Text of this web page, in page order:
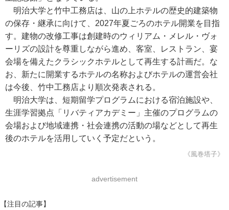
明治大学と竹中工務店は、山の上ホテルの歴史的建築物
の保存・継承に向けて、2027年夏ごろのホテル開業を目指
す。建物の改修工事は創建時のウィリアム・メレル・ヴォ
ーリズの設計を尊重しながら進め、客室、レストラン、宴
会場を備えたクラシックホテルとして再生する計画だ。な
お、新たに開業するホテルの名称およびホテルの運営会社
は今後、竹中工務店より順次発表される。
明治大学は、短期留学プログラムにおける宿泊施設や、
生涯学習拠点「リバティアカデミー」主催のプログラムの
会場および地域連携・社会連携の活動の場などとして再生
後のホテルを活用していく予定だという。
《風巻塔子》
advertisement
【注目の記事】